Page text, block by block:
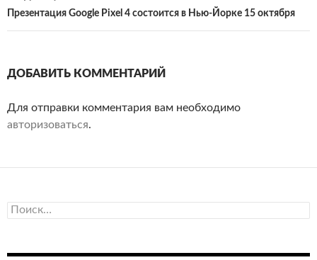
Презентация Google Pixel 4 состоится в Нью-Йорке 15 октября
ДОБАВИТЬ КОММЕНТАРИЙ
Для отправки комментария вам необходимо
авторизоваться.
Найти: